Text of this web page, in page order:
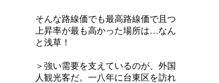
そんな路線価でも最高路線価で且つ
上昇率が最も高かった場所は…なん
と浅草！
＞強い需要を支えているのが、外国
人観光客だ。一八年に台東区を訪れ